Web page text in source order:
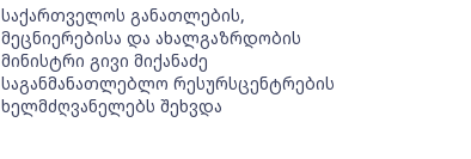
საქართველოს განათლების,
მეცნიერებისა და ახალგაზრდობის
მინისტრი გივი მიქანაძე
საგანმანათლებლო რესურსცენტრების
ხელმძღვანელებს შეხვდა